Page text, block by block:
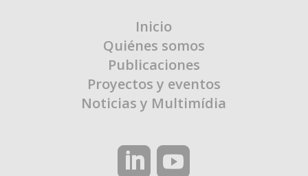
Inicio
Quiénes somos
Publicaciones
Proyectos y eventos
Noticias y Multimídia